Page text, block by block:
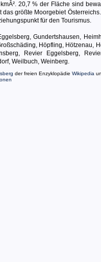
20,7 % der Fläche sind
das größte Moorgebiet
für den Tourismus.
Gundertshausen,
Höpfling, Hötzenau,
Revier Eggelsberg,
Weilbuch, Weinberg.
der freien Enzyklopädie Wikipedia